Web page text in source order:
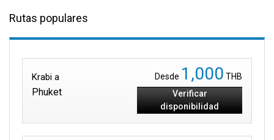
Rutas populares
Krabi a
Phuket
Desde 1,000 THB
Verificar
disponibilidad